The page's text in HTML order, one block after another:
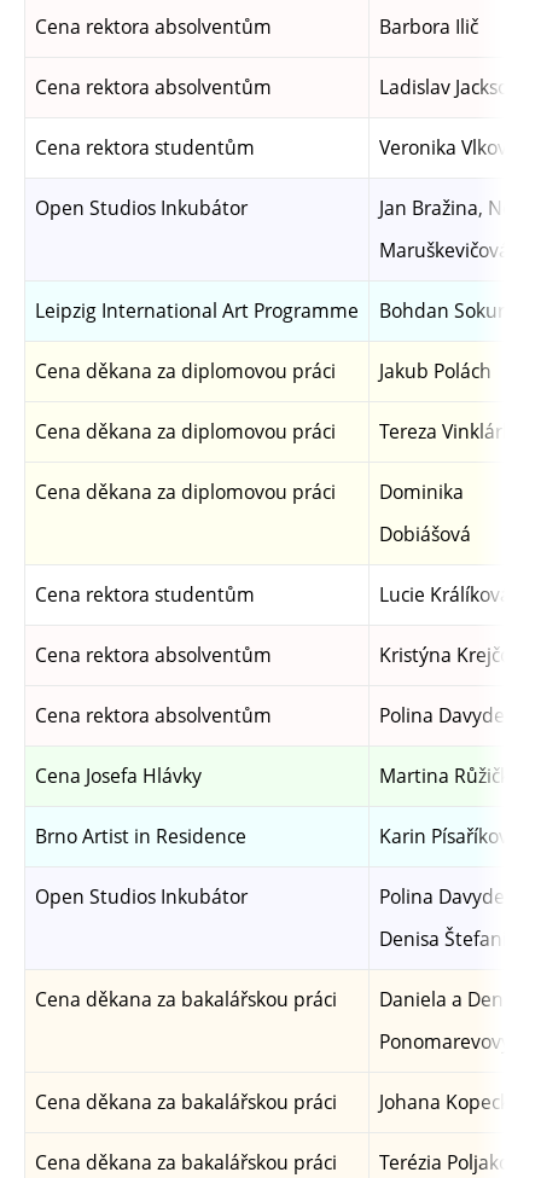
Cena rektora absolventům Barbora Ilič
Cena rektora absolventům Ladislav Jackson
Cena rektora studentům Veronika Vlková
Open Studios Inkubátor
Jan Bražina, Nela
Maruškevičová
Leipzig International Art Programme Bohdan Sokurov
Cena děkana za diplomovou práci Jakub Polách
Cena děkana za diplomovou práci Tereza
Cena děkana za diplomovou práci
Dominika
Dobiášová
Cena rektora studentům Lucie Králíková
Cena rektora absolventům Kristýna Krejčová
Cena rektora absolventům Polina Davydenko
Cena Josefa Hlávky Martina Růžičková
Brno Artist in Residence Karin Písaříková
Open Studios Inkubátor
Polina Davydenko,
Denisa
Cena děkana za bakalářskou práci
Daniela a Denisa
Ponomarevovy
Cena děkana za bakalářskou práci Johana Kopecká
Cena děkana za bakalářskou práci
Terézia Poljaková